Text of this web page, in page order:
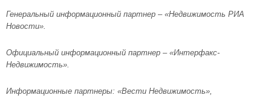
Генеральный информационный партнер – «Недвижимость РИА
Новости».
Официальный информационный партнер – «Интерфакс-
Недвижимость».
Информационные партнеры: «Вести Недвижимость»,